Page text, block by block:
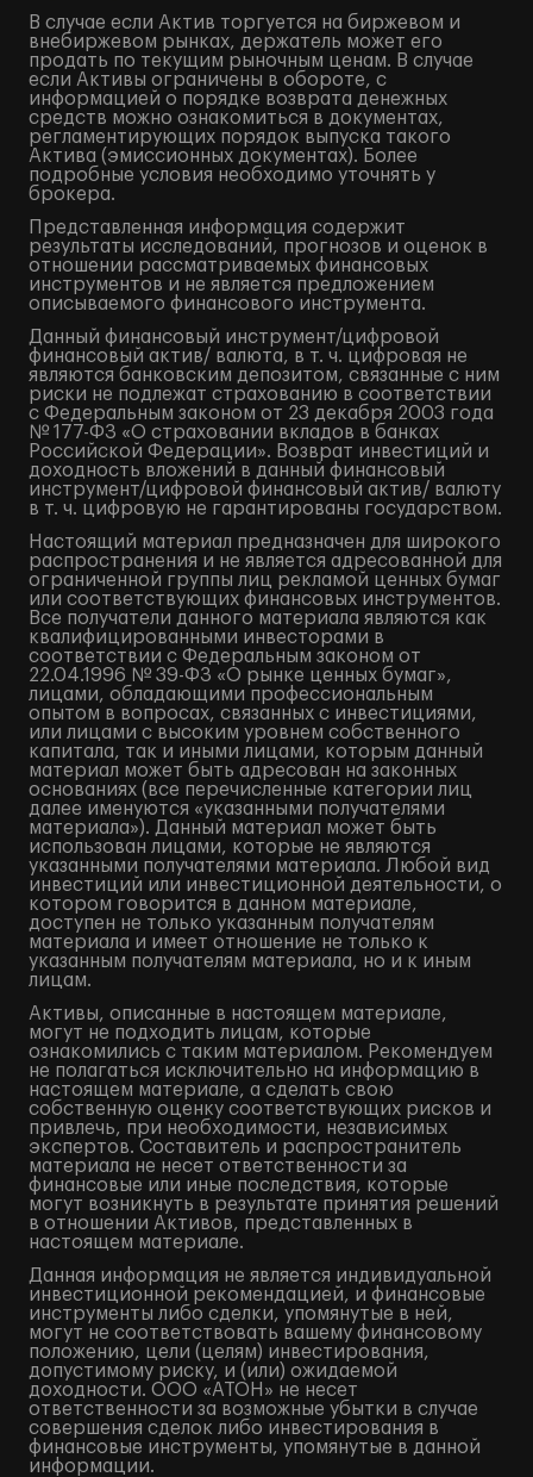
В случае если Актив торгуется на биржевом и
внебиржевом рынках, держатель может его
продать по текущим рыночным ценам. В случае
если Активы ограничены в обороте, с
информацией о порядке возврата денежных
средств можно ознакомиться в документах,
регламентирующих порядок выпуска такого
Актива (эмиссионных документах). Более
подробные условия необходимо уточнять у
брокера.
Представленная информация содержит
результаты исследований, прогнозов и оценок в
отношении рассматриваемых финансовых
инструментов и не является предложением
описываемого финансового инструмента.
Данный финансовый инструмент/цифровой
финансовый актив/ валюта, в т. ч. цифровая не
являются банковским депозитом, связанные с ним
риски не подлежат страхованию в соответствии
с Федеральным законом от 23 декабря 2003 года
№ 177-ФЗ «О страховании вкладов в банках
Российской Федерации». Возврат инвестиций и
доходность вложений в данный финансовый
инструмент/цифровой финансовый актив/ валюту
в т. ч. цифровую не гарантированы государством.
Настоящий материал предназначен для широкого
распространения и не является адресованной для
ограниченной группы лиц рекламой ценных бумаг
или соответствующих финансовых инструментов.
Все получатели данного материала являются как
квалифицированными инвесторами в
соответствии с Федеральным законом от
22.04.1996 № 39-ФЗ «О рынке ценных бумаг»,
лицами, обладающими профессиональным
опытом в вопросах, связанных с инвестициями,
или лицами с высоким уровнем собственного
капитала, так и иными лицами, которым данный
материал может быть адресован на законных
основаниях (все перечисленные категории лиц
далее именуются «указанными получателями
материала»). Данный материал может быть
использован лицами, которые не являются
указанными получателями материала. Любой вид
инвестиций или инвестиционной деятельности, о
котором говорится в данном материале,
доступен не только указанным получателям
материала и имеет отношение не только к
указанным получателям материала, но и к иным
лицам.
Активы, описанные в настоящем материале,
могут не подходить лицам, которые
ознакомились с таким материалом. Рекомендуем
не полагаться исключительно на информацию в
настоящем материале, а сделать свою
собственную оценку соответствующих рисков и
привлечь, при необходимости, независимых
экспертов. Составитель и распространитель
материала не несет ответственности за
финансовые или иные последствия, которые
могут возникнуть в результате принятия решений
в отношении Активов, представленных в
настоящем материале.
Данная информация не является индивидуальной
инвестиционной рекомендацией, и финансовые
инструменты либо сделки, упомянутые в ней,
могут не соответствовать вашему финансовому
положению, цели (целям) инвестирования,
допустимому риску, и (или) ожидаемой
доходности. ООО «АТОН» не несет
ответственности за возможные убытки в случае
совершения сделок либо инвестирования в
финансовые инструменты, упомянутые в данной
информации.